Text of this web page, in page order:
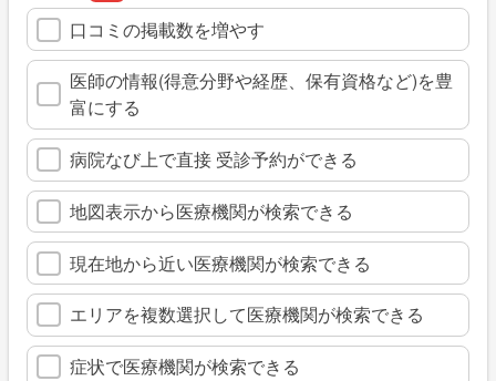
口コミの掲載数を増やす
医師の情報(得意分野や経歴、保有資格など)を豊
富にする
病院なび上で直接 受診予約ができる
地図表示から医療機関が検索できる
現在地から近い医療機関が検索できる
エリアを複数選択して医療機関が検索できる
症状で医療機関が検索できる